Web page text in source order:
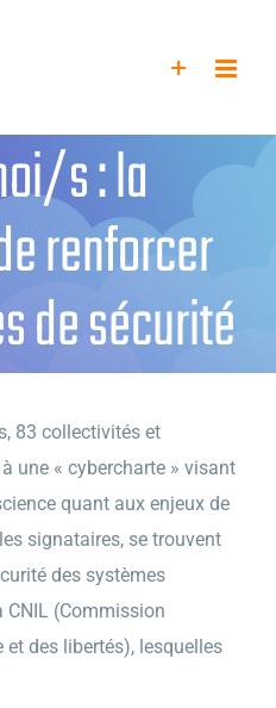
s : la
renforcer
de sécurité
83 collectivités et
une « cybercharte » visant
quant aux enjeux de
signataires, se trouvent
des systèmes
CNIL (Commission
des libertés), lesquelles